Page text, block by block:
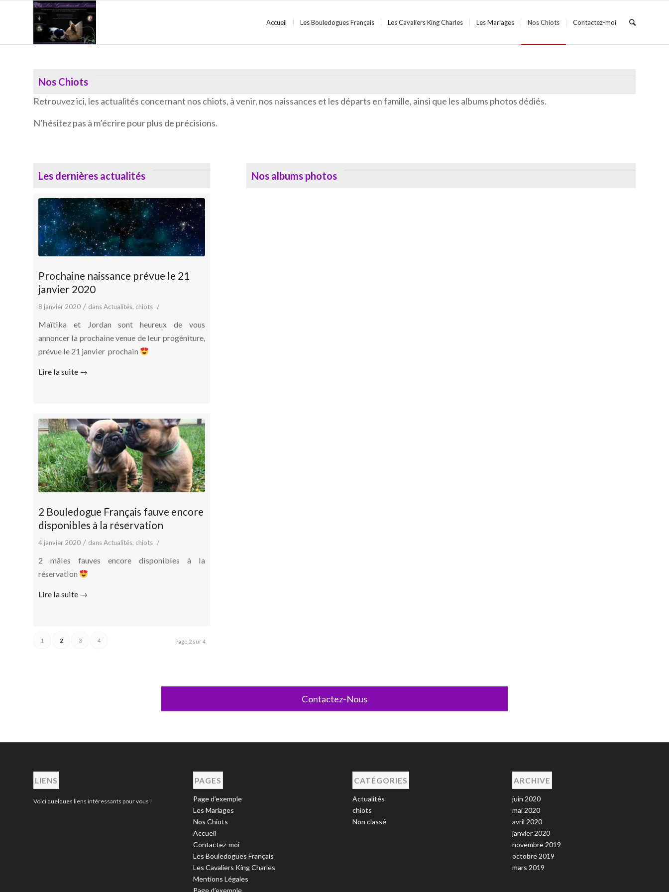
Accueil Les Bouledogues Français Les Cavaliers King Charles Les Mariages Nos Chiots Contactez-moi
Nos Chiots
Retrouvez ici, les actualités concernant nos chiots, à venir, nos naissances et les départs en famille, ainsi que les albums photos dédiés.
N’hésitez pas à m’écrire pour plus de précisions.
Les dernières actualités
Prochaine naissance prévue le 21
janvier 2020
8 janvier 2020 / dansActualités, chiots /
Maïtika et Jordan sont heureux de vous
annoncer la prochaine venue de leur progéniture,
prévue le 21 janvier prochain
Lire la suite →
2 Bouledogue Français fauve encore
disponibles à la réservation
4 janvier 2020 / dansActualités, chiots /
2 mâles fauves encore disponibles à la
réservation
Lire la suite →
Page 2 sur 4
1 2 3 4
Nos albums photos
Contactez-Nous
LIENS
Voici quelques liens intéressants pour vous !
PAGES
Page d’exemple
Les Mariages
Nos Chiots
Accueil
Contactez-moi
Les Bouledogues Français
Les Cavaliers King Charles
Mentions Légales
Page d’exemple
CATÉGORIES
Actualités
chiots
Non classé
ARCHIVE
juin 2020
mai 2020
avril 2020
janvier 2020
novembre 2019
octobre 2019
mars 2019